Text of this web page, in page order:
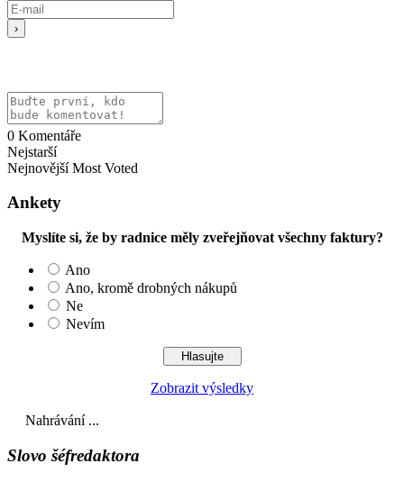
0 Komentáře
Nejstarší
Nejnovější Most Voted
Ankety
Myslíte si, že by radnice měly zveřejňovat všechny faktury?
Ano
Ano, kromě drobných nákupů
Ne
Nevím
Zobrazit výsledky
Nahrávání ...
Slovo šéfredaktora